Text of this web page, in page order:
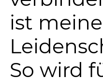
ist meine
So wird